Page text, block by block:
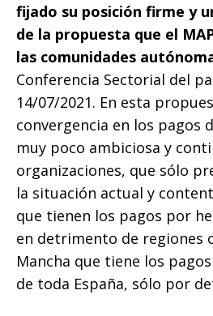
fijado su posición firme y
de la propuesta que el
las comunidades
Conferencia Sectorial del
14/07/2021. En esta
convergencia en los pagos
muy poco ambiciosa y
organizaciones, que sólo
la situación actual y
que tienen los pagos por
en detrimento de regiones
Mancha que tiene los
de toda España, sólo por